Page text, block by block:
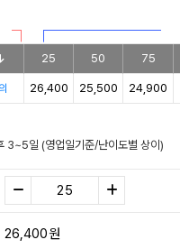
25 50 75
26,400 25,500 24,900
3~5일 (영업일기준/난이도별 상이)
26,400원